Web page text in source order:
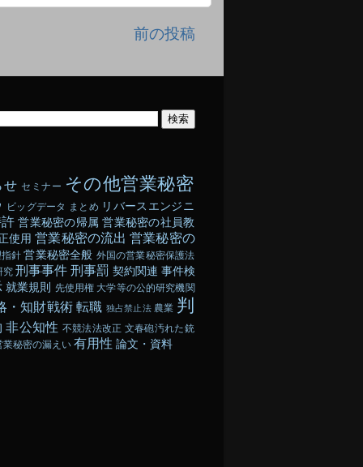
前の投稿
せ セミナー その他営業秘密
ビッグデータ まとめ リバースエンジニ
営業秘密の帰属 営業秘密の社員教
使用 営業秘密の流出 営業秘密の
針 営業秘密全般 外国の営業秘密保護法
究 刑事事件 刑事罰 契約関連 事件検
就業規則 先使用権 大学等の公的研究機関
・知財戦術 転職 独占禁止法 農業 判
非公知性 不競法法改正 文春砲汚れた銃
業秘密の漏えい 有用性 論文・資料